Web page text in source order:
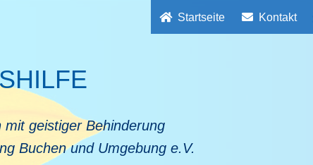
Startseite Kontakt
mit geistiger Behinderung
Buchen und Umgebung e.V.